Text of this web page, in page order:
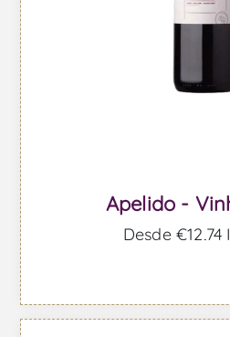
Apelido -
Desde €12,74